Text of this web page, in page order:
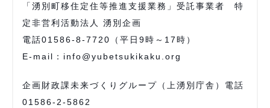
「湧別町移住定住等推進支援業務」受託事業者 特
定非営利活動法人 湧別企画
電話01586-8-7720（平日9時～17時）
E-mail：info@yubetsukikaku.org
企画財政課未来づくりグループ（上湧別庁舎）電話
01586-2-5862